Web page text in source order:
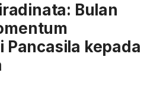
Bulan
Pancasila kepada